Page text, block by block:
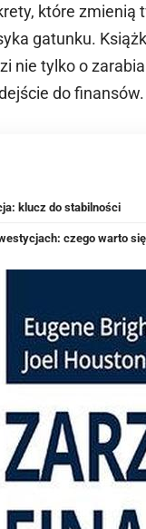
które zmienią
gatunku.
nie tylko o
do
klucz do stabilności
czego warto